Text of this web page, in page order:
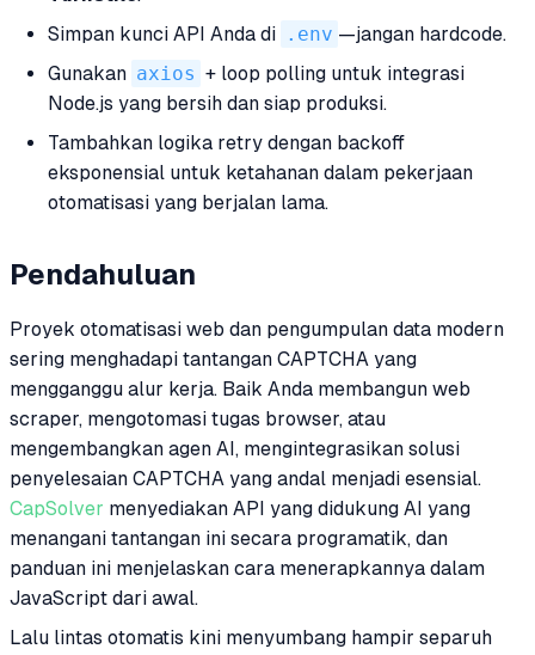
Simpan kunci API Anda di .env —jangan hardcode.
Gunakan axios + loop polling untuk integrasi
Node.js yang bersih dan siap produksi.
Tambahkan logika retry dengan backoff
eksponensial untuk ketahanan dalam pekerjaan
otomatisasi yang berjalan lama.
Pendahuluan
Proyek otomatisasi web dan pengumpulan data modern
sering menghadapi tantangan CAPTCHA yang
mengganggu alur kerja. Baik Anda membangun web
scraper, mengotomasi tugas browser, atau
mengembangkan agen AI, mengintegrasikan solusi
penyelesaian CAPTCHA yang andal menjadi esensial.
CapSolver menyediakan API yang didukung AI yang
menangani tantangan ini secara programatik, dan
panduan ini menjelaskan cara menerapkannya dalam
JavaScript dari awal.
Lalu lintas otomatis kini menyumbang hampir separuh